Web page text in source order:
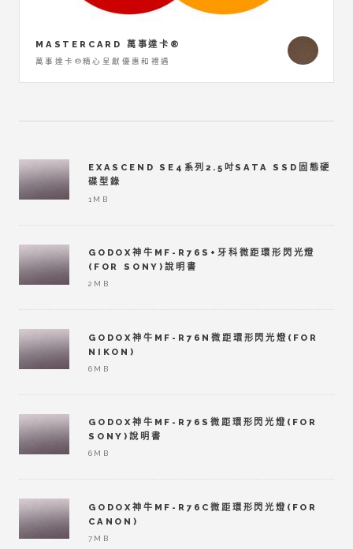
MASTERCARD 萬事達卡®
萬事達卡®精心呈獻優惠和禮遇
EXASCEND SE4系列2.5吋SATA SSD固態硬
碟型錄
1MB
GODOX神牛MF-R76S+牙科微距環形閃光燈
(FOR SONY)說明書
2MB
GODOX神牛MF-R76N微距環形閃光燈(FOR
NIKON)
6MB
GODOX神牛MF-R76S微距環形閃光燈(FOR
SONY)說明書
6MB
GODOX神牛MF-R76C微距環形閃光燈(FOR
CANON)
7MB